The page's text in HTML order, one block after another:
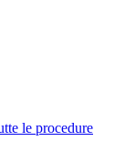
le procedure